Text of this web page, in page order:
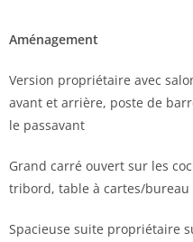
Aménagement
Version propriétaire avec
avant et arrière, poste de
le passavant
Grand carré ouvert sur les
tribord, table à cartes/bureau
Spacieuse suite propriétaire